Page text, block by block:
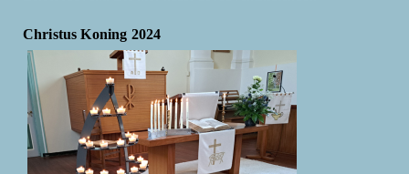
Christus Koning 2024